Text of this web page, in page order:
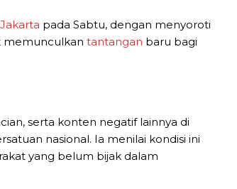
Jakarta pada Sabtu, dengan menyoroti
memunculkan tantangan baru bagi
serta konten negatif lainnya di
nasional. Ia menilai kondisi ini
yang belum bijak dalam